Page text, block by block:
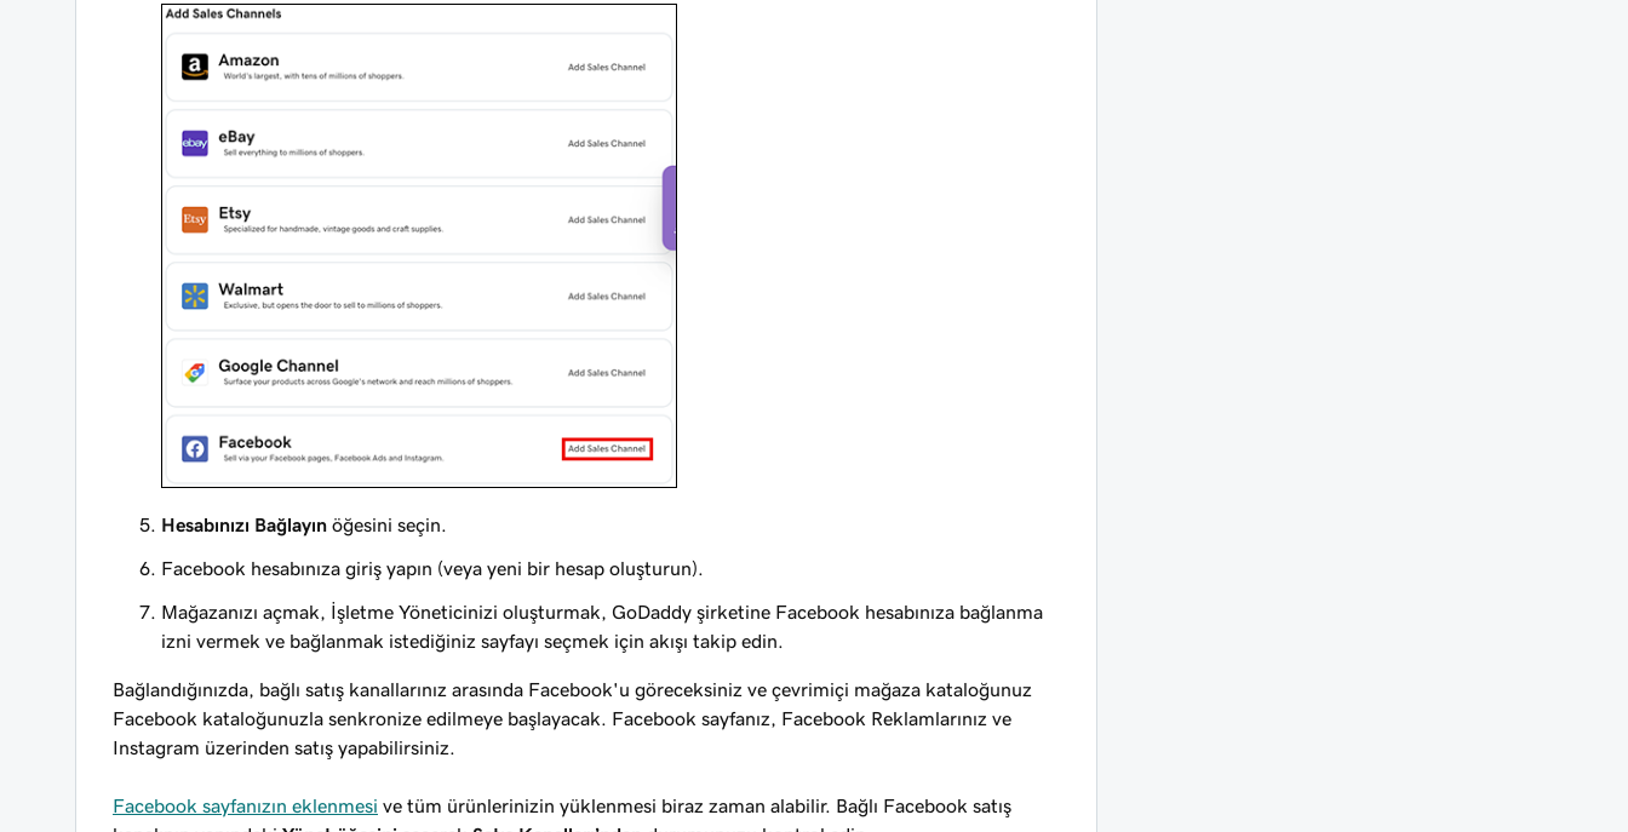
Hesabınızı Bağlayın öğesini seçin.
Facebook hesabınıza giriş yapın (veya yeni bir hesap oluşturun).
Mağazanızı açmak, İşletme Yöneticinizi oluşturmak, GoDaddy şirketine Facebook hesabınıza bağlanma
izni vermek ve bağlanmak istediğiniz sayfayı seçmek için akışı takip edin.
Bağlandığınızda, bağlı satış kanallarınız arasında Facebook'u göreceksiniz ve çevrimiçi mağaza kataloğunuz
Facebook kataloğunuzla senkronize edilmeye başlayacak. Facebook sayfanız, Facebook Reklamlarınız ve
Instagram üzerinden satış yapabilirsiniz.
Facebook sayfanızın eklenmesi ve tüm ürünlerinizin yüklenmesi biraz zaman alabilir. Bağlı Facebook satış